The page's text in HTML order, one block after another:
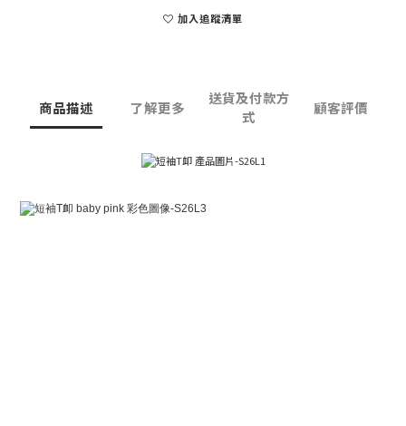
加入追蹤清單
商品描述 了解更多
送貨及付款方
式
顧客評價